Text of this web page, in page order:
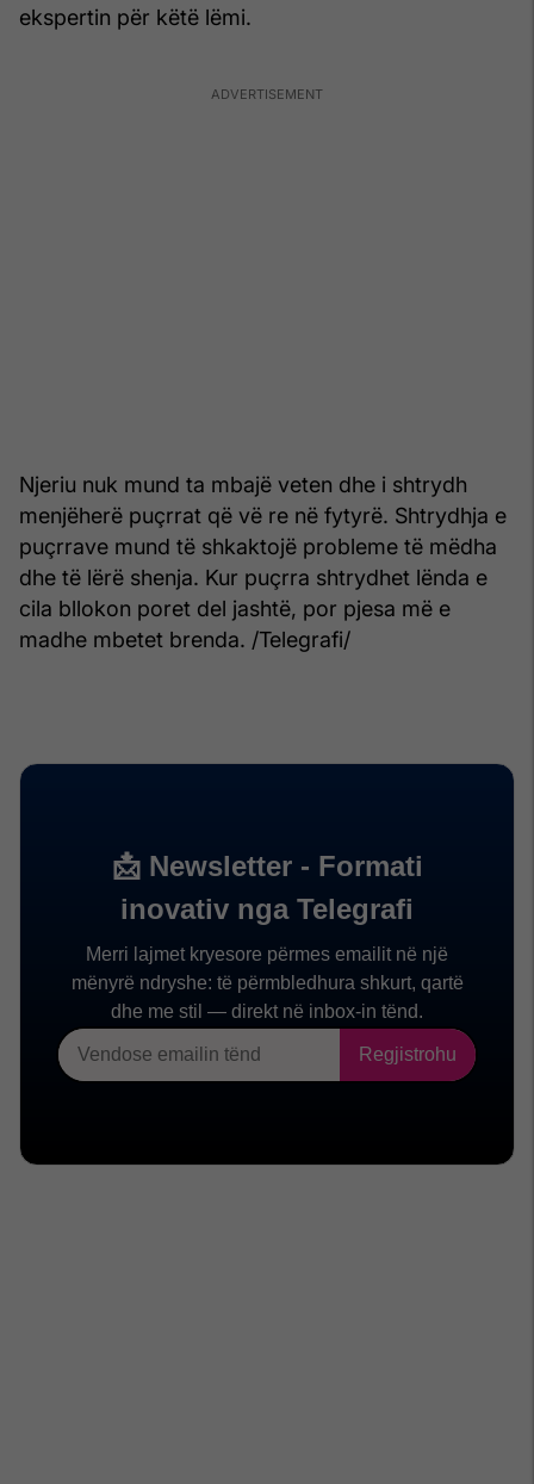
ekspertin për këtë lëmi.
Njeriu nuk mund ta mbajë veten dhe i shtrydh
menjëherë puçrrat që vë re në fytyrë. Shtrydhja e
puçrrave mund të shkaktojë probleme të mëdha
dhe të lërë shenja. Kur puçrra shtrydhet lënda e
cila bllokon poret del jashtë, por pjesa më e
madhe mbetet brenda. /Telegrafi/